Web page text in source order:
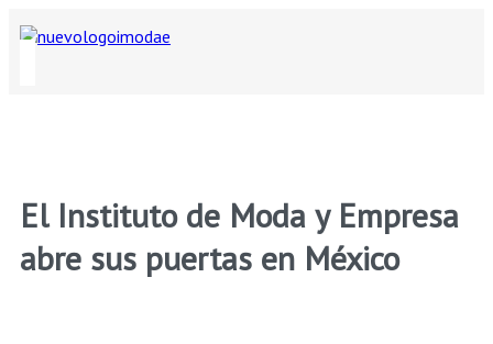
El Instituto de Moda y Empresa
abre sus puertas en México